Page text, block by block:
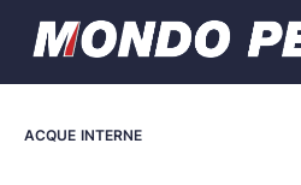
ACQUE INTERNE